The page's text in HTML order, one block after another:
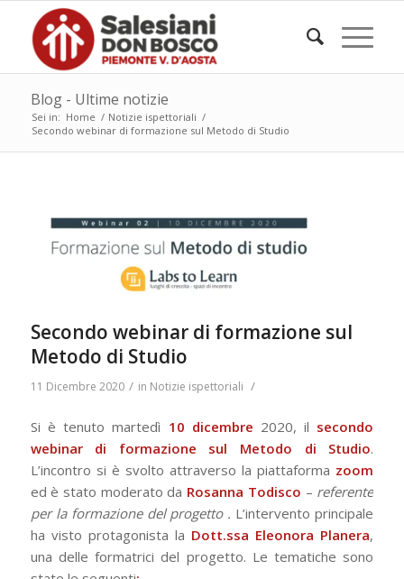
Blog - Ultime notizie
Sei in: Home / Notizie ispettoriali /
Secondo webinar di formazione sul Metodo di Studio
Secondo webinar di formazione sul
Metodo di Studio
11 Dicembre 2020 / in Notizie ispettoriali /
Si è tenuto martedì 10 dicembre 2020, il secondo
webinar di formazione sul Metodo di Studio.
L’incontro si è svolto attraverso la piattaforma zoom
ed è stato moderato da Rosanna Todisco – referente
per la formazione del progetto . L’intervento principale
ha visto protagonista la Dott.ssa Eleonora Planera,
una delle formatrici del progetto. Le tematiche sono